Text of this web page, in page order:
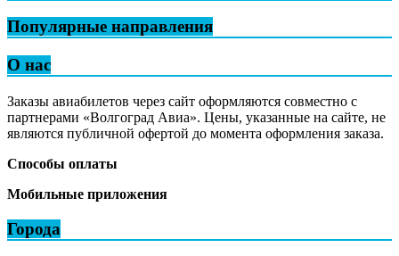
Популярные направления
О нас
Заказы авиабилетов через сайт оформляются совместно с
партнерами «Волгоград Авиа». Цены, указанные на сайте, не
являются публичной офертой до момента оформления заказа.
Способы оплаты
Мобильные приложения
Города